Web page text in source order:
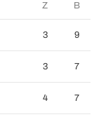
Z B
3 9
3 7
4 7